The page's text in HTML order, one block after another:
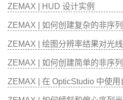
ZEMAX | HUD 设计实例
ZEMAX | 如何创建复杂的非序
ZEMAX | 绘图分辨率结果对光
ZEMAX | 如何创建简单的非序
ZEMAX | 在 OpticStudio 中使